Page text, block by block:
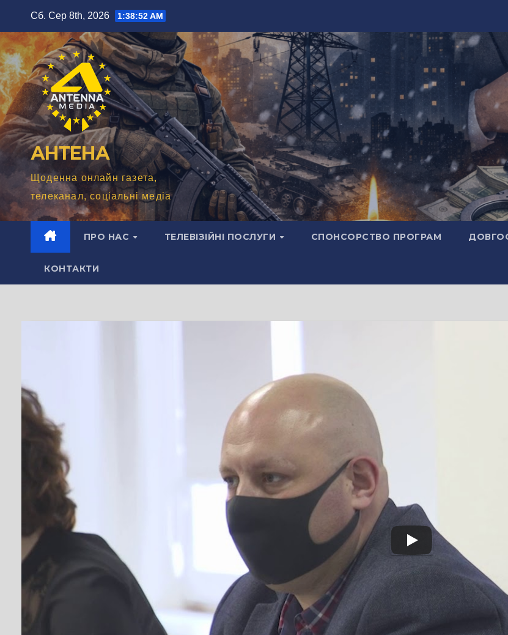
вмісту
Сб. Сер 8th, 2026 1:38:54 AM
АНТЕНА
Щоденна онлайн газета,
телеканал, соціальні медіа
ПРО НАС ТЕЛЕВІЗІЙНІ ПОСЛУГИ СПОНСОРСТВО ПРОГРАМ
КОНТАКТИ
Виконком розглянув перерозподіл
заборону роботи відкритих ринків,
гіпермаркету “Епіцентр” та
Черкащан в умовах карантину
#виконком #громадський транспорт #епідемія #карантин
Найбільші дискусії викликало питання долі транспортних перевезень. Ймовірна ситуація зупинки
Перевезення робітників лікарень, соціальної сфери та підприємств здійснюватимуть маршрути на
Деякі члени виконкому запропонували відмінити пільги пенсіонерам на період епідемії, так як
обмеженої кількості пасажирів скористатися ним людям, що поспішають добратися на роботу.